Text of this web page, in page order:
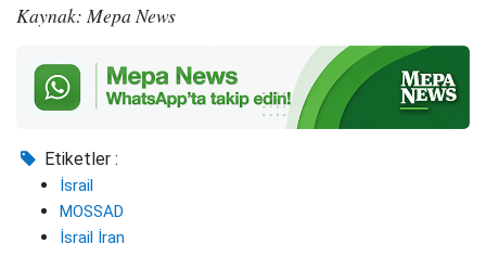
Kaynak: Mepa News
Etiketler :
İsrail
MOSSAD
İsrail İran